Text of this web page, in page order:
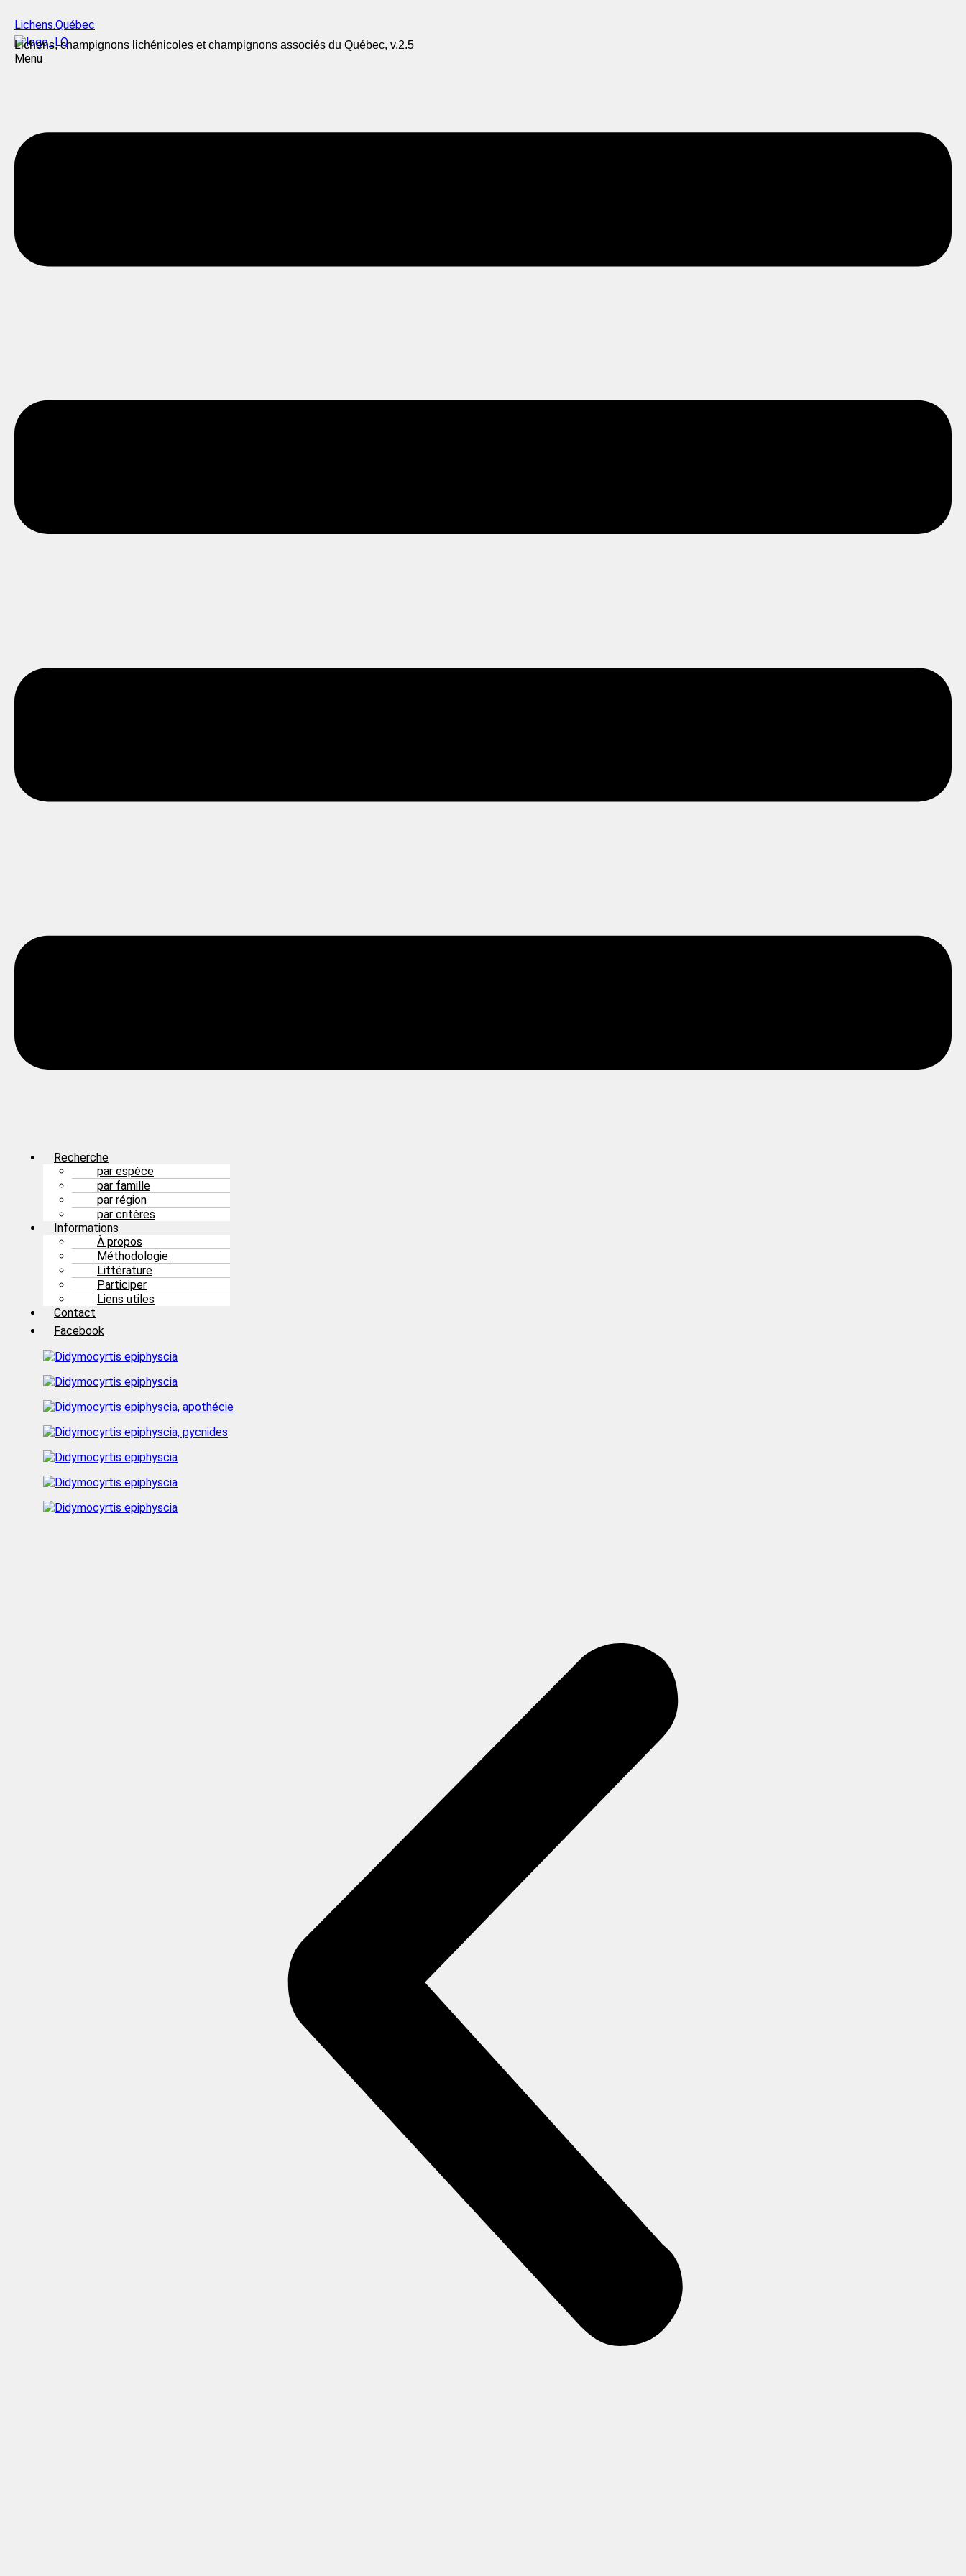
Lichens.Québec
Lichens, champignons lichénicoles et champignons associés du Québec, v.2.5
Menu
Recherche
par espèce
par famille
par région
par critères
Informations
À propos
Méthodologie
Littérature
Participer
Liens utiles
Contact
Facebook